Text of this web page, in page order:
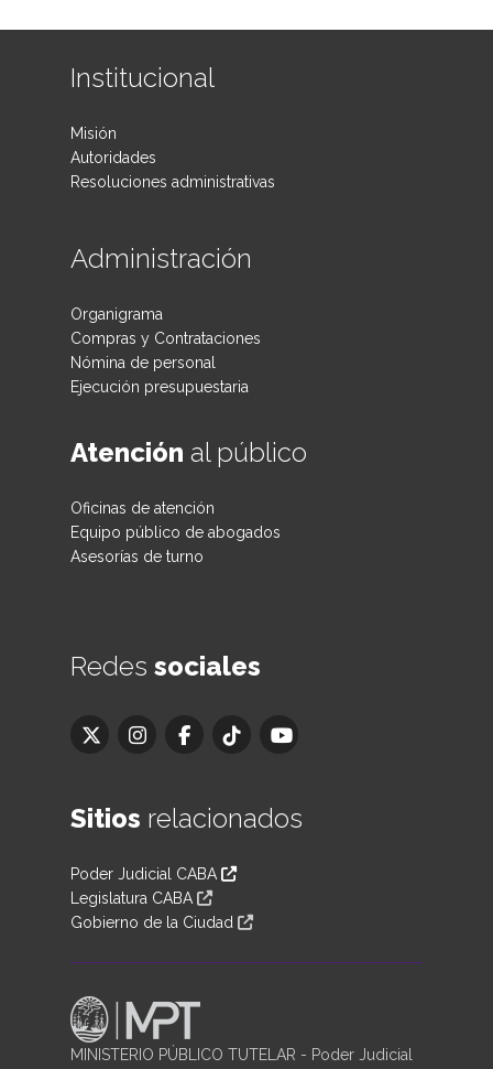
Institucional
Misión
Autoridades
Resoluciones administrativas
Administración
Organigrama
Compras y Contrataciones
Nómina de personal
Ejecución presupuestaria
Atención al público
Oficinas de atención
Equipo público de abogados
Asesorías de turno
Redes sociales
Sitios relacionados
Poder Judicial CABA
Legislatura CABA
Gobierno de la Ciudad
MINISTERIO PÚBLICO TUTELAR - Poder Judicial